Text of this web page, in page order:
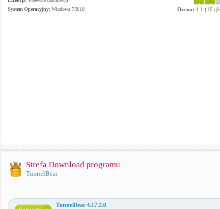
System Operacyjny: Windows 7/8/10 Ocena: 4.1 (10
Strefa Download programu
TunnelBear
TunnelBear 4.17.2.0